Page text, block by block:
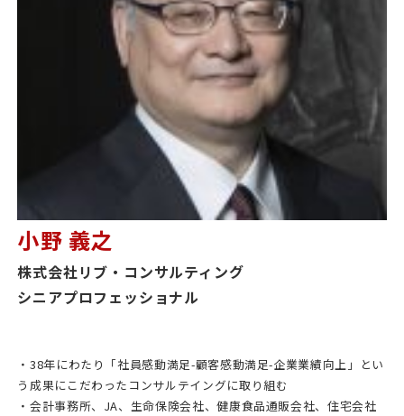
小野 義之
株式会社リブ・コンサルティング
シニアプロフェッショナル
・38年にわたり「社員感動満足-顧客感動満足-企業業績向上」とい
う成果にこだわったコンサルテイングに取り組む
・会計事務所、JA、生命保険会社、健康食品通販会社、住宅会社